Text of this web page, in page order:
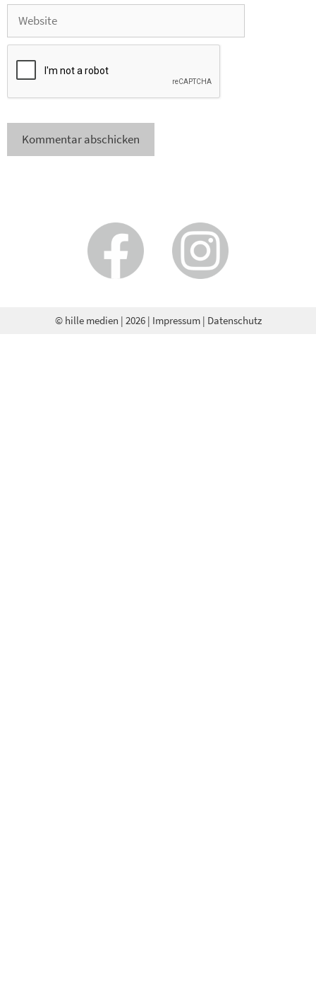
© hille medien | 2026 | Impressum| Datenschutz